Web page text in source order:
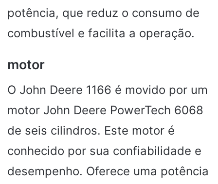
potência, que reduz o consumo de
combustível e facilita a operação.
motor
O John Deere 1166 é movido por um
motor John Deere PowerTech 6068
de seis cilindros. Este motor é
conhecido por sua confiabilidade e
desempenho. Oferece uma potência